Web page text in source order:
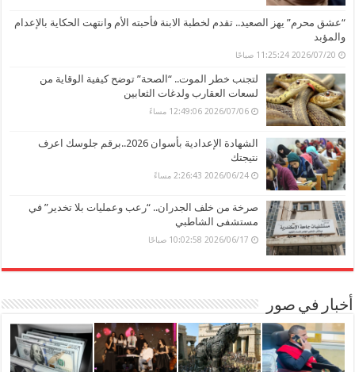
“عشق محرم” يهز الصعيد.. تقدم لخطبة الابنة فأحبته الأم وانتهت الحكاية بالإعدام
والمؤبد
2026/07/20 11:25:24 صباحًا
لتجنب خطر الموت.. “الصحة” توضح كيفية الوقاية من
لسعات العقارب ولدغات الثعابين
2026/07/06 12:49:06 مساءً
الشهادة الإعدادية بأسوان 2026..برقم جلوسك اعرف
نتيجتك
2026/06/24 2:26:43 مساءً
صرخة من خلف الجدران.. “رعب وعمليات بلا تخدير” في
مستشفى الشاطبي
2026/06/17 10:02:58 صباحًا
أخبار في صور